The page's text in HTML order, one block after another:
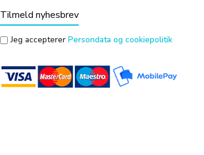
Tilmeld nyhesbrev
Jeg accepterer Persondata og cookiepolitik